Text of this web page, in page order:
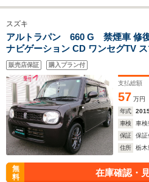
スズキ
アルトラパン 660 G 禁煙車 修
ナビゲーション CD ワンセグTV
ール
販売店保証 購入プラン付
支払総額
57 万円
年式
車検
車検
保証
保証
住所
栃木
無
料
在庫確認・